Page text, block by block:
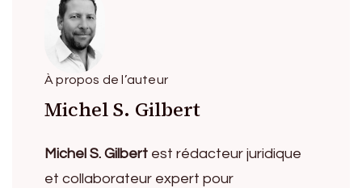
À propos de l’auteur
Michel S. Gilbert
Michel S. Gilbert est rédacteur juridique
et collaborateur expert pour